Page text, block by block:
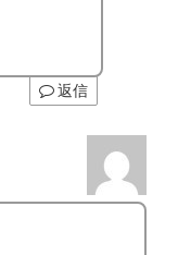
返信